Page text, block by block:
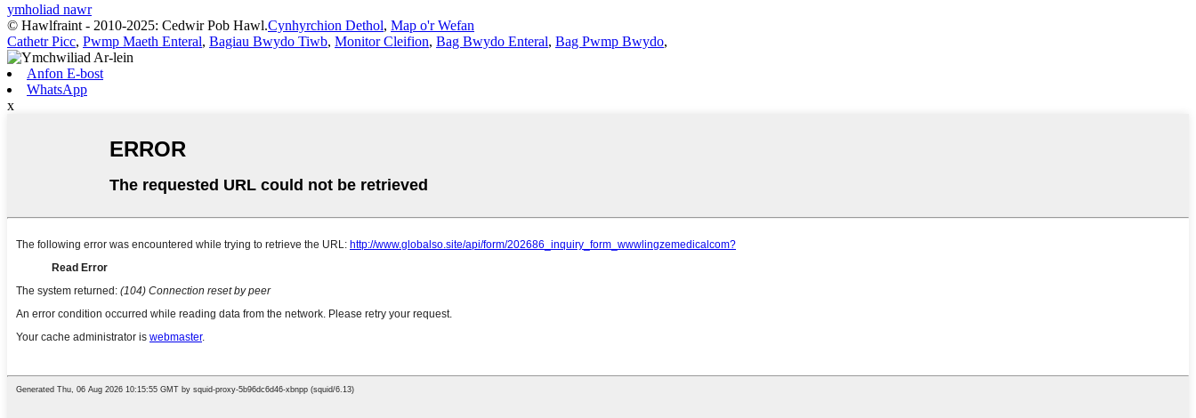
ymholiad nawr
© Hawlfraint - 2010-2025: Cedwir Pob Hawl.Cynhyrchion Dethol, Map o'r Wefan
Cathetr Picc, Pwmp Maeth Enteral, Bagiau Bwydo Tiwb, Monitor Cleifion, Bag Bwydo Enteral, Bag Pwmp Bwydo,
Anfon E-bost
WhatsApp
x